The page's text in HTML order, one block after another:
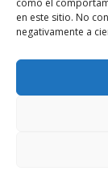
como el
en este sitio. No
negativamente a
Recuérdame
Acceder
¿Has olvidado tu